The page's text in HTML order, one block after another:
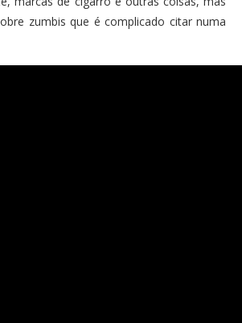
zumbis que é complicado citar numa